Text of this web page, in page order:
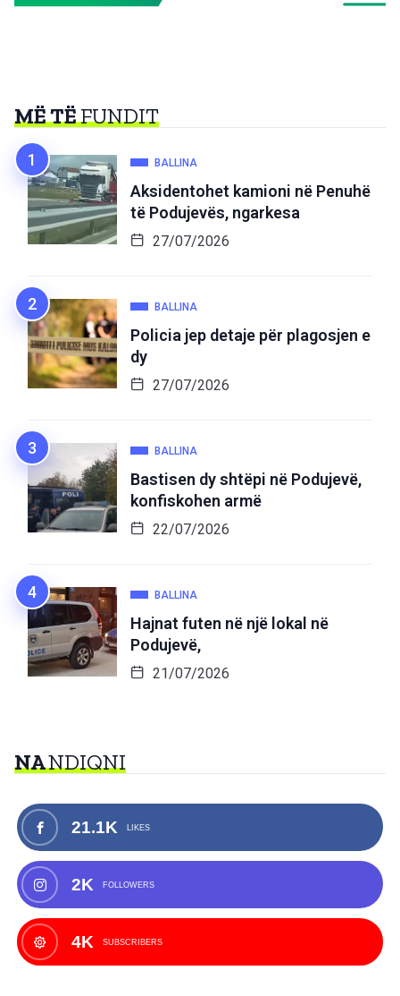
MË TËFUNDIT
BALLINA
Aksidentohet kamioni në Penuhë
të Podujevës, ngarkesa
27/07/2026
BALLINA
Policia jep detaje për plagosjen e
dy
27/07/2026
BALLINA
Bastisen dy shtëpi në Podujevë,
konfiskohen armë
22/07/2026
BALLINA
Hajnat futen në një lokal në
Podujevë,
21/07/2026
NANDIQNI
21.1K LIKES
2K FOLLOWERS
4K SUBSCRIBERS